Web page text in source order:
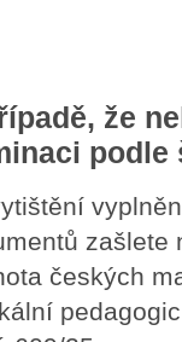
že
podle
zašlete
českých